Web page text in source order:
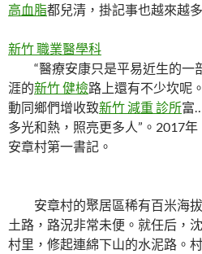
高血脂都兒清，掛記事也越來越
新竹 職業醫學科
“醫療安康只是平易近生的一
涯的新竹 健檢路上還有不少坎呢
動同鄉們增收致新竹 減重 診所富
多光和熱，照亮更多人”。2017
安章村第一書記。
安章村的聚居區稀有百米海
土路，路況非常未便。就任后，
村里，修起連綿下山的水泥路。